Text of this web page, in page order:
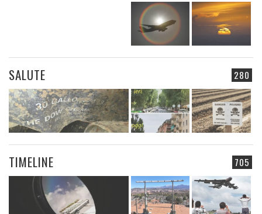
280
SALUTE
705
TIMELINE